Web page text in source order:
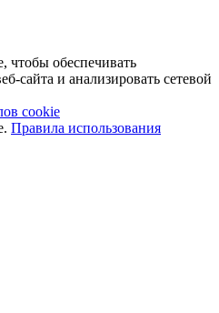
обеспечивать
сайта и анализировать сетевой
cookie
Правила использования